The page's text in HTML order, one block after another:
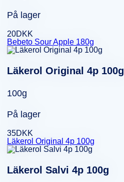
På lager
20DKK
Bebeto Sour Apple 180g
Läkerol Original 4p 100g
100g
På lager
35DKK
Läkerol Original 4p 100g
Läkerol Salvi 4p 100g